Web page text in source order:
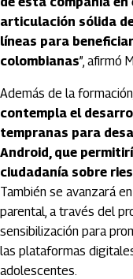
articulación sólida
líneas para
colombianas”, afirmó
Además de la
contempla el
tempranas para
Android, que
ciudadanía sobre
También se avanzará
parental, a través del
sensibilización para
las plataformas
adolescentes.